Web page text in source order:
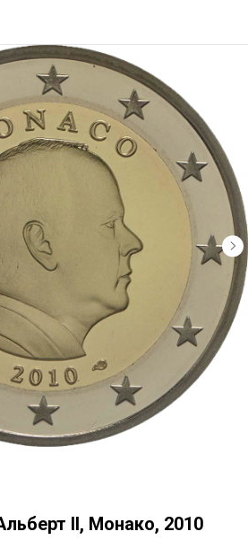
II, Монако, 2010